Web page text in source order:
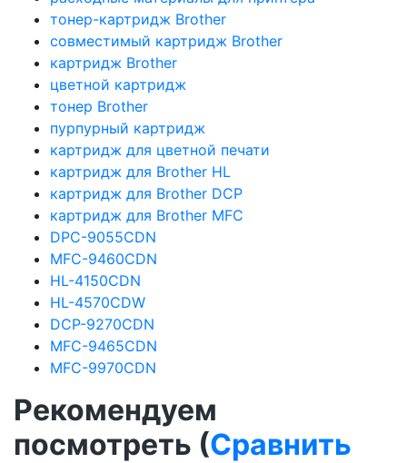
тонер-картридж Brother
совместимый картридж Brother
картридж Brother
цветной картридж
тонер Brother
пурпурный картридж
картридж для цветной печати
картридж для Brother HL
картридж для Brother DCP
картридж для Brother MFC
DPC-9055CDN
MFC-9460CDN
HL-4150CDN
HL-4570CDW
DCP-9270CDN
MFC-9465CDN
MFC-9970CDN
Рекомендуем
посмотреть (Сравнить